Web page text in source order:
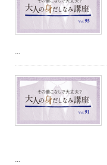
...
...